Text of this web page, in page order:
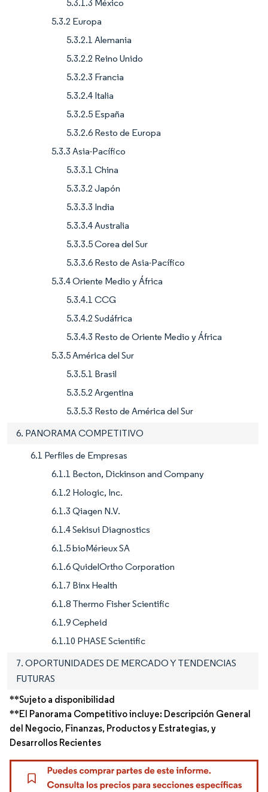
5.3.1.3 México
5.3.2 Europa
5.3.2.1 Alemania
5.3.2.2 Reino Unido
5.3.2.3 Francia
5.3.2.4 Italia
5.3.2.5 España
5.3.2.6 Resto de Europa
5.3.3 Asia-Pacífico
5.3.3.1 China
5.3.3.2 Japón
5.3.3.3 India
5.3.3.4 Australia
5.3.3.5 Corea del Sur
5.3.3.6 Resto de Asia-Pacífico
5.3.4 Oriente Medio y África
5.3.4.1 CCG
5.3.4.2 Sudáfrica
5.3.4.3 Resto de Oriente Medio y África
5.3.5 América del Sur
5.3.5.1 Brasil
5.3.5.2 Argentina
5.3.5.3 Resto de América del Sur
6. PANORAMA COMPETITIVO
6.1 Perfiles de Empresas
6.1.1 Becton, Dickinson and Company
6.1.2 Hologic, Inc.
6.1.3 Qiagen N.V.
6.1.4 Sekisui Diagnostics
6.1.5 bioMérieux SA
6.1.6 QuidelOrtho Corporation
6.1.7 Binx Health
6.1.8 Thermo Fisher Scientific
6.1.9 Cepheid
6.1.10 PHASE Scientific
7. OPORTUNIDADES DE MERCADO Y TENDENCIAS
FUTURAS
**Sujeto a disponibilidad
**El Panorama Competitivo incluye: Descripción General
del Negocio, Finanzas, Productos y Estrategias, y
Desarrollos Recientes